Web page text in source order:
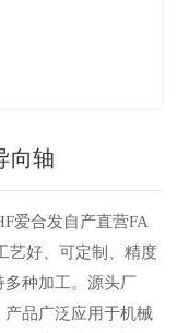
向轴
爱合发自产直营FA
艺好、可定制、精度
种加工。源头厂
品广泛应用于机械